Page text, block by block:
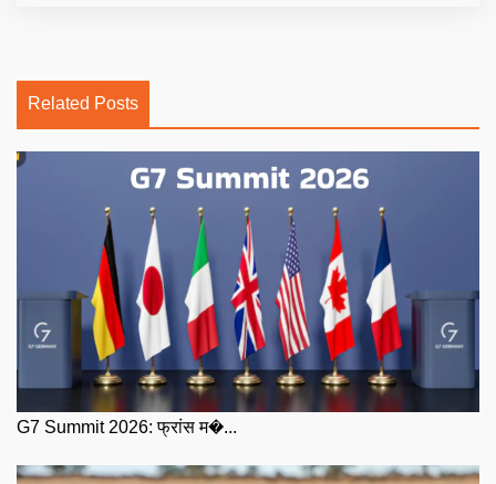
Related Posts
G7 Summit 2026: फ्रांस म�...